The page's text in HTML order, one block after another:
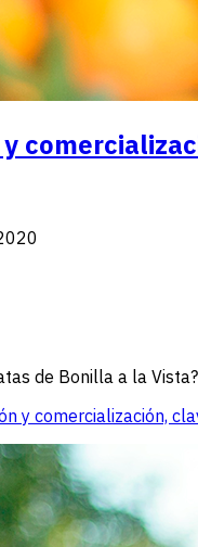
de Bonilla a la
y comercialización,